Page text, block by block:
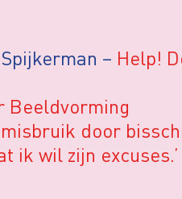
– Help!
Beeldvorming
door
ik wil zijn excuses.’